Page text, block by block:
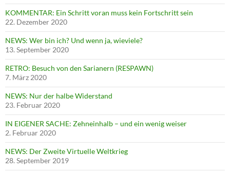
KOMMENTAR: Ein Schritt voran muss kein Fortschritt sein
22. Dezember 2020
NEWS: Wer bin ich? Und wenn ja, wieviele?
13. September 2020
RETRO: Besuch von den Sarianern (RESPAWN)
7. März 2020
NEWS: Nur der halbe Widerstand
23. Februar 2020
IN EIGENER SACHE: Zehneinhalb – und ein wenig weiser
2. Februar 2020
NEWS: Der Zweite Virtuelle Weltkrieg
28. September 2019